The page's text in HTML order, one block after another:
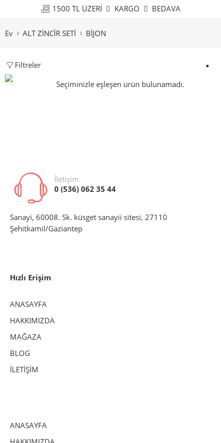
1500 TL ÜZERİ KARGO BEDAVA
Ev ALT ZİNCİR SETİ BİJON
Filtreler
Seçiminizle eşleşen ürün bulunamadı.
İletişim
0 (536) 062 35 44
Sanayi, 60008. Sk. küsget sanayii sitesi, 27110
Şehitkamil/Gaziantep
Hızlı Erişim
ANASAYFA
HAKKIMIZDA
MAĞAZA
BLOG
İLETİŞİM
ANASAYFA